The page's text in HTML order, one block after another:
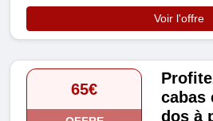
Voir l'offre
65€
cabas
dos à